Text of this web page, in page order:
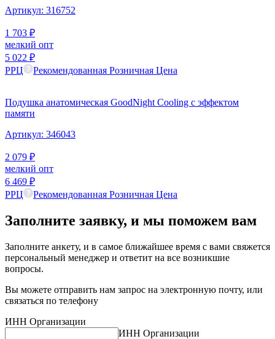
Артикул: 316752
1 703 ₽
мелкий опт
5 022 ₽
РРЦ
Рекомендованная Розничная Цена
Подушка анатомическая GoodNight Cooling c эффектом
памяти
Артикул: 346043
2 079 ₽
мелкий опт
6 469 ₽
РРЦ
Рекомендованная Розничная Цена
Заполните заявку, и мы поможем вам
Заполните анкету, и в самое ближайшее время с вами свяжется
персональный менеджер и ответит на все возникшие
вопросы.
Вы можете отправить нам запрос на электронную почту, или
связаться по телефону
ИНН Организации
ИНН Организации